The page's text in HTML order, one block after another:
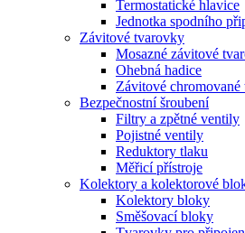
Termostatické hlavice
Jednotka spodního
Závitové tvarovky
Mosazné závitové
Ohebná hadice
Závitové
Bezpečnostní šroubení
Filtry a zpětné ventily
Pojistné ventily
Reduktory tlaku
Měřicí přístroje
Kolektory a kolektorové
Kolektory bloky
Směšovací bloky